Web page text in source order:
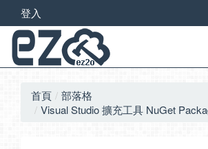
登入
首頁
部落格
Visual Studio 擴充工具 NuGet